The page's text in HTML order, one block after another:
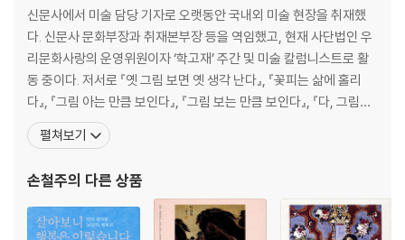
붉은 마음
3장 봄날의 상사相思를 누가 말리랴
마음이 없으면 보아도 보이지 않는다│오백 년 조선의 마음을 적신 시·서·
화│속 깊은 선비의 못생긴 그림│산 자의 절망은 바다에서 깊어진다│봄날
의 상사相思는 말려도 핀다│조선 백자 달항아리│게걸음 하는 사람│좀팽
이들은 물렀거라│와사비 대신 버터│캐보나 마나 자주감자│애틋한 자매│
하지 않는 찰나
신문사에서 미술 담당 기자로 오랫동안 국내외 미술 현장을 취재했
다. 신문사 문화부장과 취재본부장 등을 역임했고, 현재 사단법인 우
리문화사랑의 운영위원이자 ‘학고재’ 주간 및 미술 칼럼니스트로 활
동 중이다. 저서로 『옛 그림 보면 옛 생각 난다』, 『꽃피는 삶에 홀리
다』, 『그림 아는 만큼 보인다』, 『그림 보는 만큼 보인다』, 『다, 그림이
다』(공저) 가 있다. 『그림 아는 만큼 보인다』는 1998년 초판 발행 이
래 미술교양서 최고의 스테디셀러로 자리 잡았으며, 전문가들로부터
진 과거에서 끄집어낸 이야기,
펼쳐보기
손철주의 다른 상품